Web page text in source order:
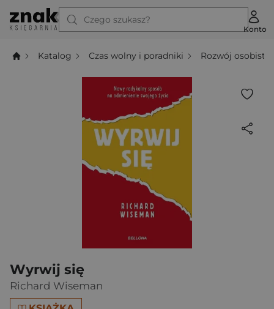
Czego szukasz?
Konto
Katalog Czas wolny i poradniki Rozwój osobisty
Wyrwij się
Richard Wiseman